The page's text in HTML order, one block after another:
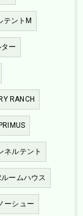
テントM
ー
RANCH
PRIMUS
ネルテント
ームハウス
ーシュー